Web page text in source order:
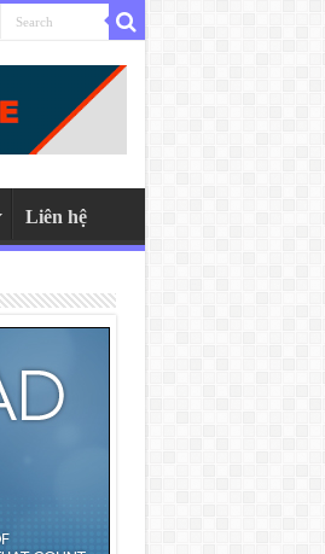
Liên hệ